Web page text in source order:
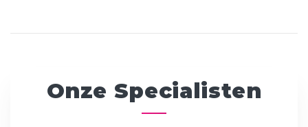
Onze Specialisten